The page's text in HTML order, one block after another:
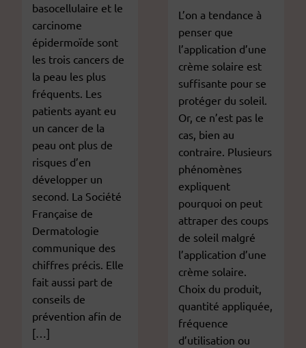
basocellulaire et le
carcinome
épidermoïde sont
les trois cancers de
la peau les plus
fréquents. Les
patients ayant eu
un cancer de la
peau ont plus de
risques d’en
développer un
second. La Société
Française de
Dermatologie
communique des
chiffres précis. Elle
fait aussi part de
conseils de
prévention afin de
[…]
L’on a tendance à
penser que
l’application d’une
crème solaire est
suffisante pour se
protéger du soleil.
Or, ce n’est pas le
cas, bien au
contraire. Plusieurs
phénomènes
expliquent
pourquoi on peut
attraper des coups
de soleil malgré
l’application d’une
crème solaire.
Choix du produit,
quantité appliquée,
fréquence
d’utilisation ou